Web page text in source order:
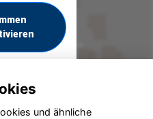
und ähnliche